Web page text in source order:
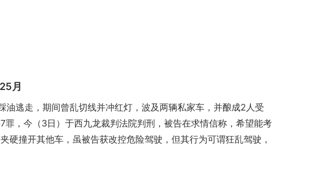
月
逃走，期间曾乱切线并冲红灯，波及两辆私家车，并酿成2人受
，今（3日）于西九龙裁判法院判刑，被告在求情信称，希望能考
撞开其他车，虽被告获改控危险驾驶，但其行为可谓狂乱驾驶，